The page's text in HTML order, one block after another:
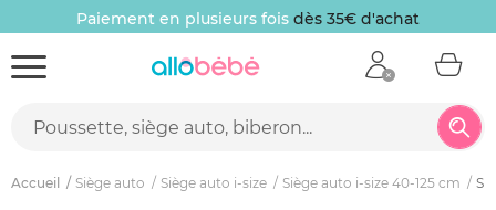
Paiement en plusieurs fois dès 35€ d'achat
Accueil Siège auto Siège auto i-size Siège auto i-size 40-125 cm